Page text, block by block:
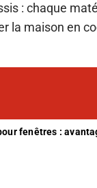
: chaque
la maison en
fenêtres :